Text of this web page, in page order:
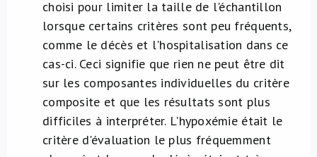
choisi pour limiter la taille de l'échantillon
lorsque certains critères sont peu fréquents,
comme le décès et l'hospitalisation dans ce
cas-ci. Ceci signifie que rien ne peut être dit
sur les composantes individuelles du critère
composite et que les résultats sont plus
difficiles à interpréter. L'hypoxémie était le
critère d'évaluation le plus fréquemment